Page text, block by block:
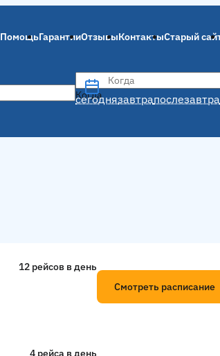
ПомощьГарантииОтзывыКонтактыСтарый
Когда
сегоднязавтрапослезавтра
Когда
12 рейсов в день
Смотреть расписание
4 рейсa в день